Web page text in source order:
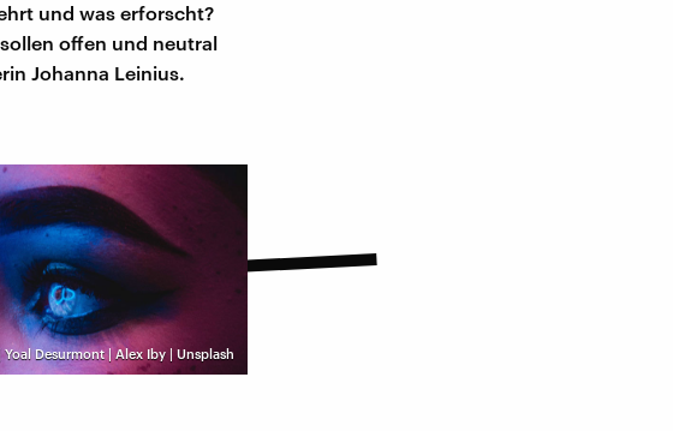
und was erforscht?
offen und neutral
Johanna Leinius.
Desurmont | Alex Iby | Unsplash